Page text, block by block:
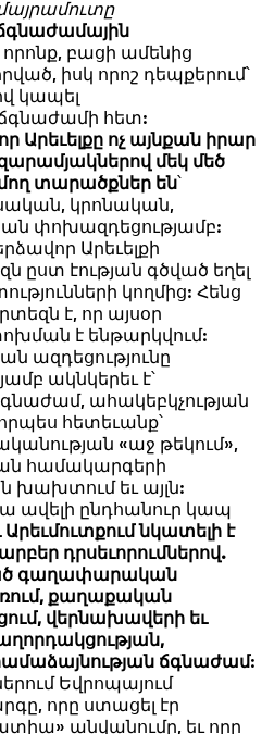
որոնք, բացի ամենից
իսկ որոշ դեպքերում՝
կապել
ճգնաժամի հետ:
Արեւելքը ոչ այնքան իրար
մեկ մեծ
տարածքներ են՝
կրոնական,
փոխազդեցությամբ:
Արեւելքի
էության գծված եղել
կողմից: Հենց
է, որ այսօր
է ենթարկվում:
ազդեցությունը
ակնկերեւ է՝
ահակեբկչության
հետեւանք՝
«աջ թեկում»,
համակարգերի
խախտում եւ այլն:
ավելի ընդհանուր կապ
Արեւմուտքում նկատելի է
դրսեւորումներով.
գաղափարական
քաղաքական
վերնախավերի եւ
ճգնաժամ:
Եվրոպայում
որը ստացել էր
անվանումը, եւ որը